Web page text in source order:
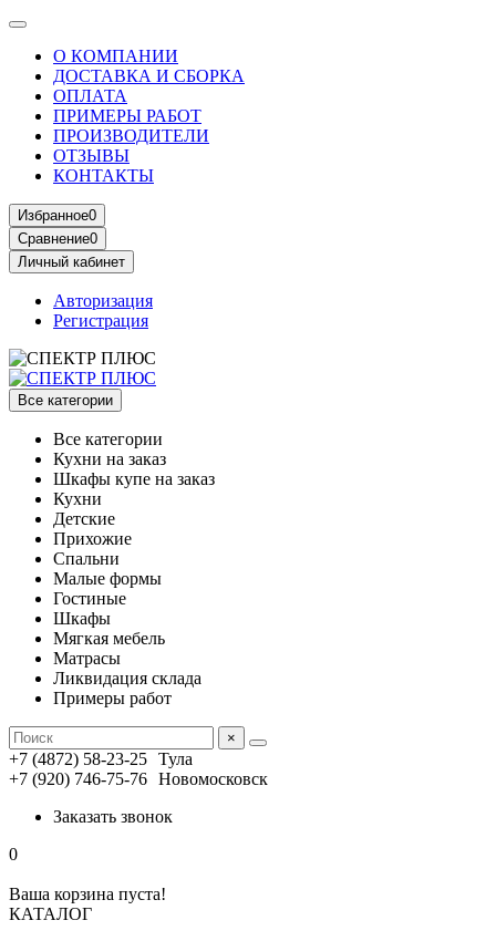
О КОМПАНИИ
ДОСТАВКА И СБОРКА
ОПЛАТА
ПРИМЕРЫ РАБОТ
ПРОИЗВОДИТЕЛИ
ОТЗЫВЫ
КОНТАКТЫ
Избранное0
Сравнение0
Личный кабинет
Авторизация
Регистрация
Все категории
Все категории
Кухни на заказ
Шкафы купе на заказ
Кухни
Детские
Прихожие
Спальни
Малые формы
Гостиные
Шкафы
Мягкая мебель
Матрасы
Ликвидация склада
Примеры работ
×
+7 (4872) 58-23-25 Тула
+7 (920) 746-75-76 Новомосковск
Заказать звонок
0
Ваша корзина пуста!
КАТАЛОГ